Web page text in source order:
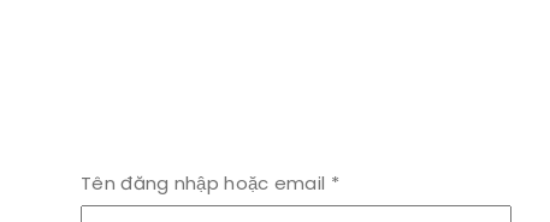
Tên đăng nhập hoặc email *Bắt
buộc